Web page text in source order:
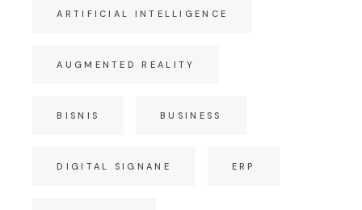
ARTIFICIAL INTELLIGENCE
AUGMENTED REALITY
BISNIS BUSINESS
DIGITAL SIGNANE ERP